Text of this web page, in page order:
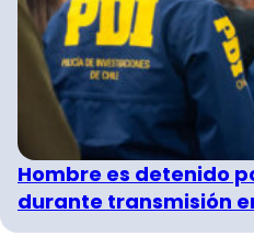
Hombre es detenido
durante transmisión